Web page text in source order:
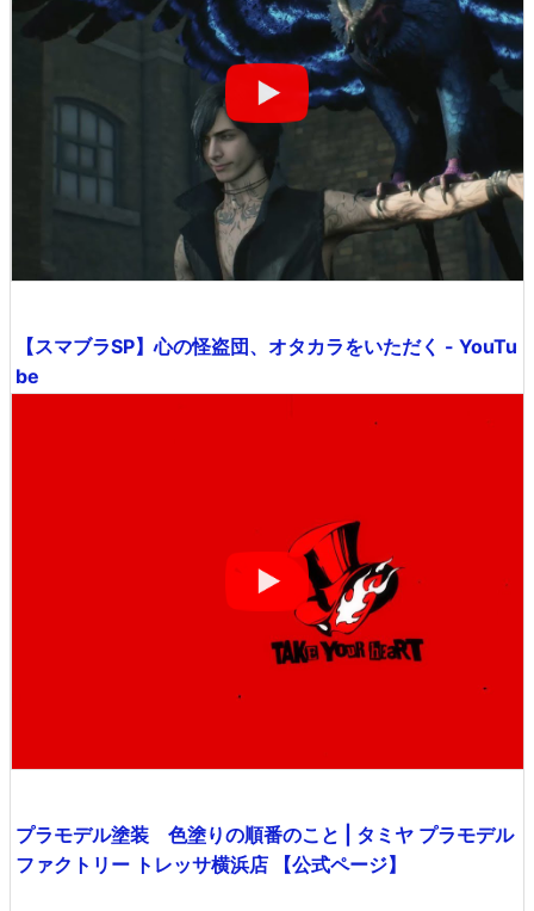
【スマブラSP】心の怪盗団、オタカラをいただく - YouTu
be
プラモデル塗装 色塗りの順番のこと | タミヤ プラモデル
ファクトリー トレッサ横浜店 【公式ページ】